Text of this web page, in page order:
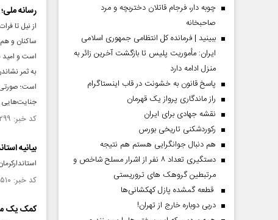
رسانه
از نیل تا
ساکنان و
است و امید
به ثمر
کد خبر: ۱۴۲۷۲۹۹ تاریخ انتشار : ۱۴۰۲/۰۸/۰۲
بیانیه
کد خبر: ۱۴۲۶۵۱۰ تاریخ انتشار : ۱۴۰۲/۰۷/۲۶
کمک یک
چوبه دار، فرجام قاتلان دختربچه و مرد
صاحبخانه
ببینید | فرمانده کل انتظامی جمهوری اسلامی
ایران­: مأموریت پلیس تا بازگشت آخرین زائر به
منزل ادامه دارد
پاسخ قانون به خشونت در قاب اینستاگرام
راز ماندگاری پرواز یک قهرمان
نقشه جهادی برای ایران
رکوردشکنی تاریخی بورس
هم دنبال جوانگرایی هستم هم نتیجه
دستگیری تعداد ۸ نفر از اشرار مسلح شاخص و
مرتبطین گروهک های تروریستی
قطعه گمشده پازل کهکشانی‌ها
دربی دوباره خارج از تهران!